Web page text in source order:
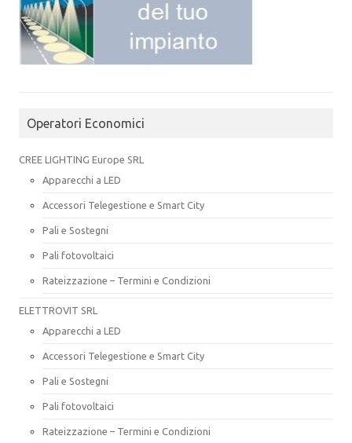
Operatori Economici
CREE LIGHTING Europe SRL
Apparecchi a LED
Accessori Telegestione e Smart City
Pali e Sostegni
Pali fotovoltaici
Rateizzazione – Termini e Condizioni
ELETTROVIT SRL
Apparecchi a LED
Accessori Telegestione e Smart City
Pali e Sostegni
Pali fotovoltaici
Rateizzazione – Termini e Condizioni